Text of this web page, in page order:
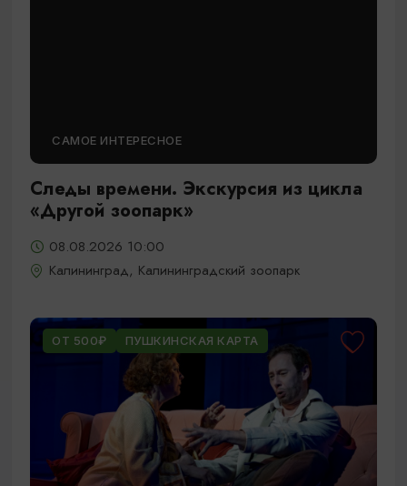
САМОЕ ИНТЕРЕСНОЕ
Следы времени. Экскурсия из цикла
«Другой зоопарк»
08.08.2026 10:00
Калининград, Калининградский зоопарк
ОТ 500₽ ПУШКИНСКАЯ КАРТА